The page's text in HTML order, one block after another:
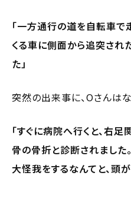
「一方通行の道を自転車で
くる車に側面から追突され
た」
突然の出来事に、Oさんは
「すぐに病院へ行くと、右
骨の骨折と診断されました
大怪我をするなんてと、頭